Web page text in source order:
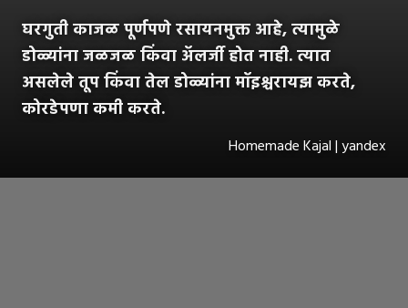
घरगुती काजळ पूर्णपणे रसायनमुक्त आहे, त्यामुळे
डोळ्यांना जळजळ किंवा अ‍ॅलर्जी होत नाही. त्यात
असलेले तूप किंवा तेल डोळ्यांना मॉइश्चरायझ करते,
कोरडेपणा कमी करते.
Homemade Kajal | yandex